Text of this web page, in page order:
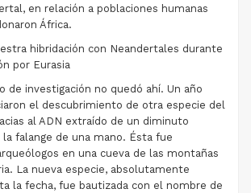
en relación a poblaciones humanas
África.
hibridación con Neandertales durante
por Eurasia
de investigación no quedó ahí. Un año
el descubrimiento de otra especie del
al ADN extraído de un diminuto
falange de una mano. Ésta fue
en una cueva de las montañas
La nueva especie, absolutamente
la fecha, fue bautizada con el nombre de